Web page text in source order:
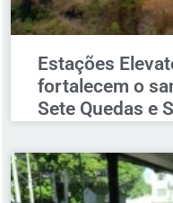
Estações
fortalecem o
Sete Quedas e